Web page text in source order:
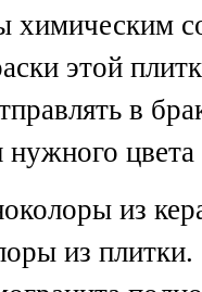
химическим
этой
в
нужного
из
из